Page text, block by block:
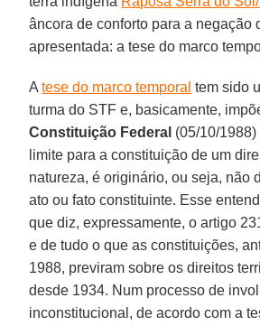
âncora de conforto para a negação
apresentada: a tese do marco
Atese do marco temporal tem sido
turma do STF e, basicamente,
Constituição Federal (05/10/
limite para a constituição de um
natureza, é originário, ou seja, não
ato ou fato constituinte. Esse
que diz, expressamente, o artigo
e de tudo o que as constituições,
1988, previram sobre os direitos
desde 1934. Num processo de
inconstitucional, de acordo com a